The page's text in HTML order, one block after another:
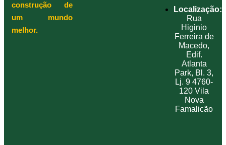
construção de
um mundo
melhor.
Localização:
Rua
Higinio
Ferreira de
Macedo,
Edif.
Atlanta
Park, Bl. 3,
Lj. 9 4760-
120 Vila
Nova
Famalicão